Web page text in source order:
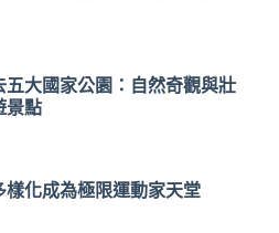
五大國家公園：自然奇觀與壯
景點
樣化成為極限運動家天堂